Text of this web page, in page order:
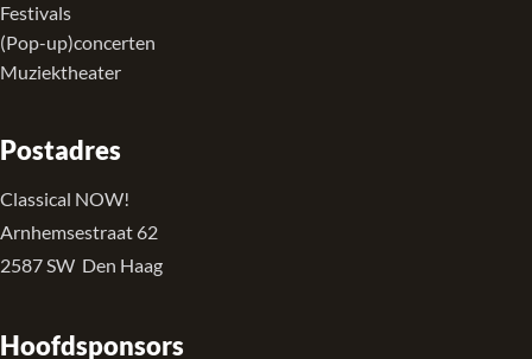
Festivals
(Pop-up)concerten
Muziektheater
Postadres
Classical NOW!
Arnhemsestraat 62
2587 SW Den Haag
Hoofdsponsors